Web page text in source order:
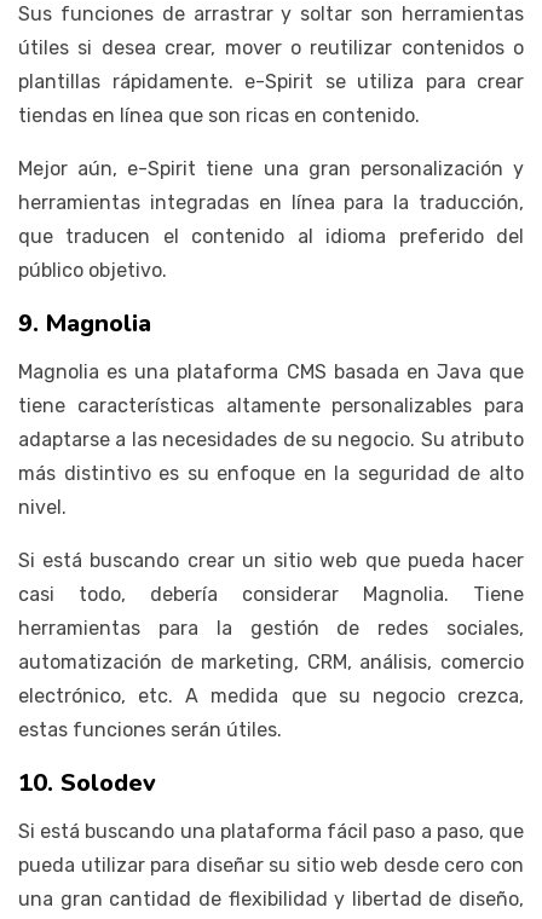
Sus funciones de arrastrar y soltar son herramientas
útiles si desea crear, mover o reutilizar contenidos o
plantillas rápidamente. e-Spirit se utiliza para crear
tiendas en línea que son ricas en contenido.
Mejor aún, e-Spirit tiene una gran personalización y
herramientas integradas en línea para la traducción,
que traducen el contenido al idioma preferido del
público objetivo.
9. Magnolia
Magnolia es una plataforma CMS basada en Java que
tiene características altamente personalizables para
adaptarse a las necesidades de su negocio. Su atributo
más distintivo es su enfoque en la seguridad de alto
nivel.
Si está buscando crear un sitio web que pueda hacer
casi todo, debería considerar Magnolia. Tiene
herramientas para la gestión de redes sociales,
automatización de marketing, CRM, análisis, comercio
electrónico, etc. A medida que su negocio crezca,
estas funciones serán útiles.
10. Solodev
Si está buscando una plataforma fácil paso a paso, que
pueda utilizar para diseñar su sitio web desde cero con
una gran cantidad de flexibilidad y libertad de diseño,